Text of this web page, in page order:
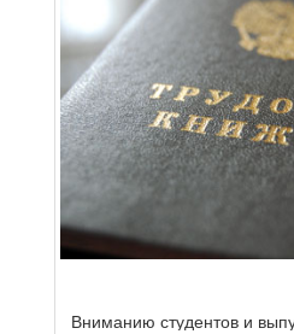
Вниманию студентов и